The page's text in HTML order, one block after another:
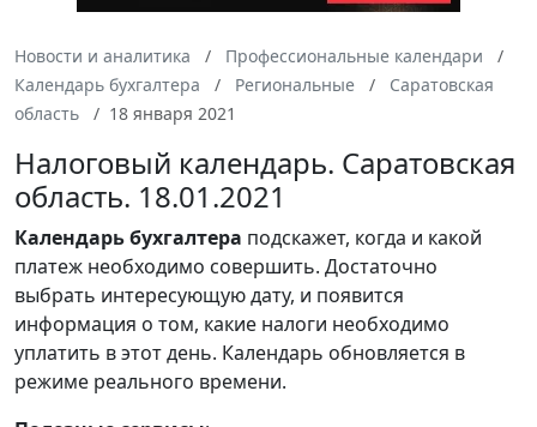
Новости и аналитика
Профессиональные календари
Календарь бухгалтера
Региональные
Саратовская
область
18 января 2021
Налоговый календарь. Саратовская
область. 18.01.2021
Календарьбухгалтера подскажет, когда и какой
платеж необходимо совершить. Достаточно
выбрать интересующую дату, и появится
информация о том, какие налоги необходимо
уплатить в этот день. Календарь обновляется в
режиме реального времени.